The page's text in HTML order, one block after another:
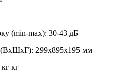
(min-max): 30-43 дБ
(ВхШхГ): 299x895x195 мм
кг кг